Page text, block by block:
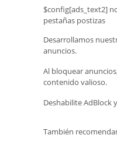
$config[ads_text2]
pestañas postizas
Desarrollamos
anuncios.
Al bloquear
contenido valioso.
Deshabilite AdBlock
También